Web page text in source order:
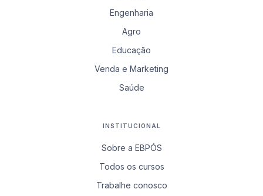
Engenharia
Agro
Educação
Venda e Marketing
Saúde
INSTITUCIONAL
Sobre a EBPÓS
Todos os cursos
Trabalhe conosco